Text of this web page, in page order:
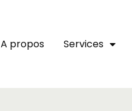
A propos Services